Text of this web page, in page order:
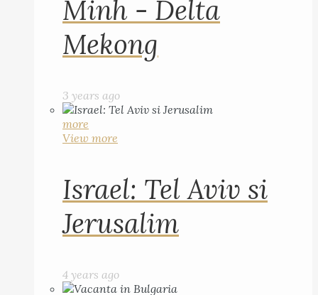
Minh - Delta
Mekong
3 years ago
more
View more
Israel: Tel Aviv si
Jerusalim
4 years ago